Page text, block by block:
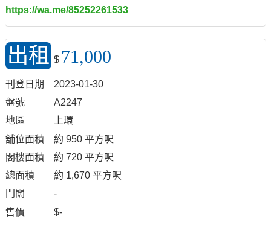
https://wa.me/85252261533
出租 $ 71,000
刊登日期
2023-01-30
盤號
A2247
地區
上環
舖位面積
約 950 平方呎
閣樓面積
約 720 平方呎
總面積
約 1,670 平方呎
門闊
-
售價
$-